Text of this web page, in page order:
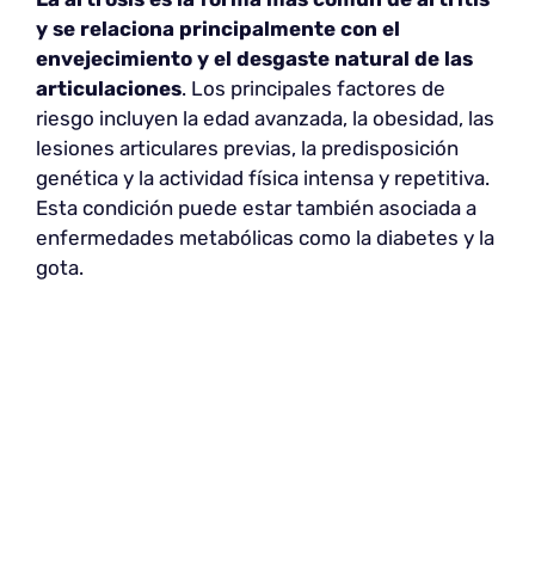
y se relaciona principalmente con el
envejecimiento y el desgaste natural de las
articulaciones. Los principales factores de
riesgo incluyen la edad avanzada, la obesidad, las
lesiones articulares previas, la predisposición
genética y la actividad física intensa y repetitiva.
Esta condición puede estar también asociada a
enfermedades metabólicas como la diabetes y la
gota.